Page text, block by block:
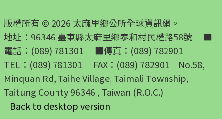
版權所有 © 2026 太麻里鄉公所全球資訊網。
地址：96346 臺東縣太麻里鄉泰和村民權路58號 ■
電話：(089) 781301 ■傳真：(089) 782901
TEL：(089) 781301 FAX：(089) 782901 No.58,
Minquan Rd, Taihe Village, Taimali Township,
Taitung County 96346 , Taiwan (R.O.C.)
Back to desktop version